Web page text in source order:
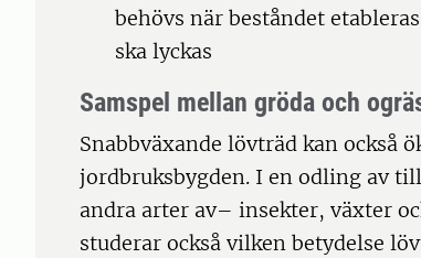
behövs när beståndet
ska lyckas
Samspel mellan gröda och
Snabbväxande lövträd kan också
jordbruksbygden. I en odling av
andra arter av– insekter, växter
studerar också vilken betydelse